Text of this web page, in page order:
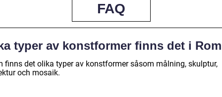
FAQ
typer av konstformer finns det i
finns det olika typer av konstformer såsom målning, skulptur,
och mosaik.